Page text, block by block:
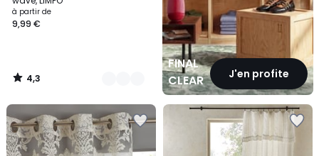
à partir de
9,99 €
4,3
/
FINAL
CLEARANCEJ'en profite